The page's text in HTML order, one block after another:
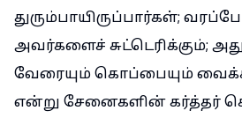
துரும்பாயிருப்பார்கள்;
அவர்களைச் சுட்டெரிக்கும்;
வேரையும் கொப்பையும்
என்று சேனைகளின் கர்த்தர்